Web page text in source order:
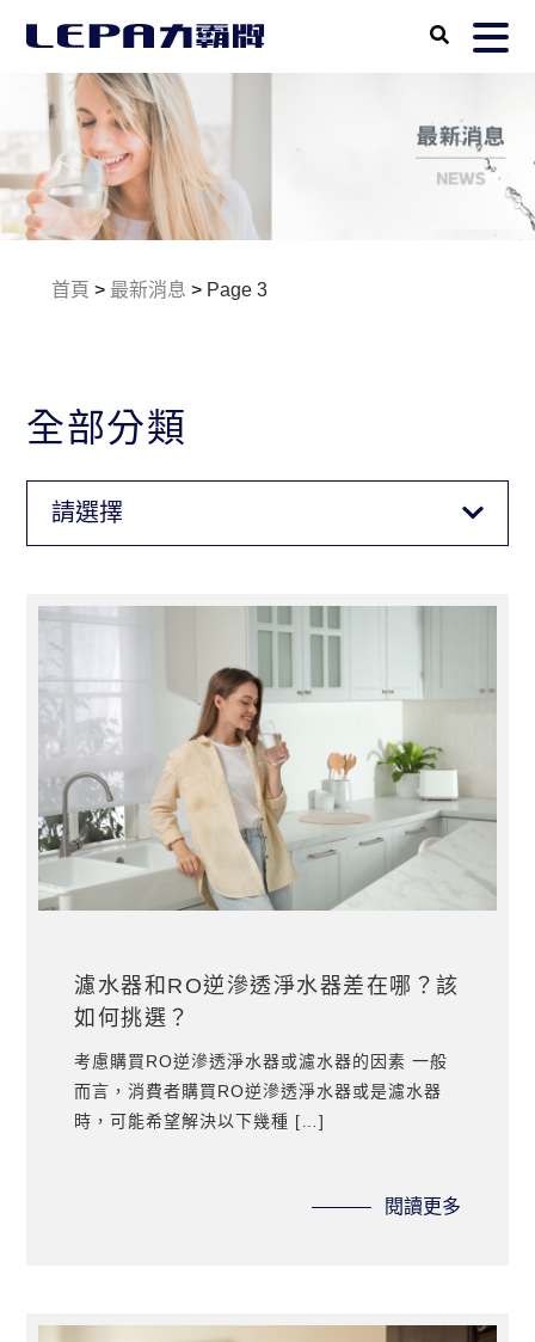
首頁 > 最新消息 > Page 3
全部分類
請選擇
濾水器和RO逆滲透淨水器差在哪？該
如何挑選？
考慮購買RO逆滲透淨水器或濾水器的因素 一般
而言，消費者購買RO逆滲透淨水器或是濾水器
時，可能希望解決以下幾種 […]
閱讀更多